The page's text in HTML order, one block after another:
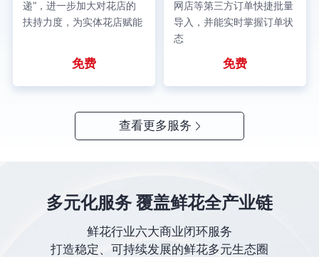
递”，进一步加大对花店的
扶持力度，为实体花店赋能
免费
网店等第三方订单快捷批量
导入，并能实时掌握订单状
态
免费
查看更多服务
多元化服务 覆盖鲜花全产业链
鲜花行业六大商业闭环服务
打造稳定、可持续发展的鲜花多元生态圈